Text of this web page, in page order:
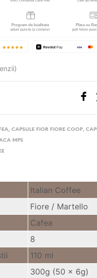
, CAPSULE FIOR FIORE COOP,
MPS
Italian Coffee
Fiore / Martello
Cafea
8
110 ml
300g (50 x 6g)